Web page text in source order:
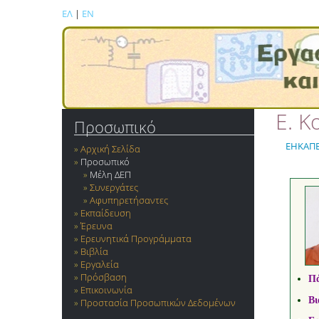
ΕΛ | EN
Προσωπικό
Αρχική Σελίδα
Προσωπικό
Μέλη ΔΕΠ
Συνεργάτες
Αφυπηρετήσαντες
Εκπαίδευση
Έρευνα
Ερευνητικά Προγράμματα
Βιβλία
Εργαλεία
Πρόσβαση
Επικοινωνία
Προστασία Προσωπικών Δεδομένων
Ε.